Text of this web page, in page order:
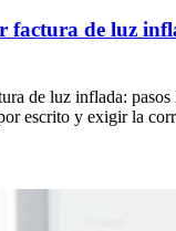
factura de luz
de luz inflada: pasos
escrito y exigir la